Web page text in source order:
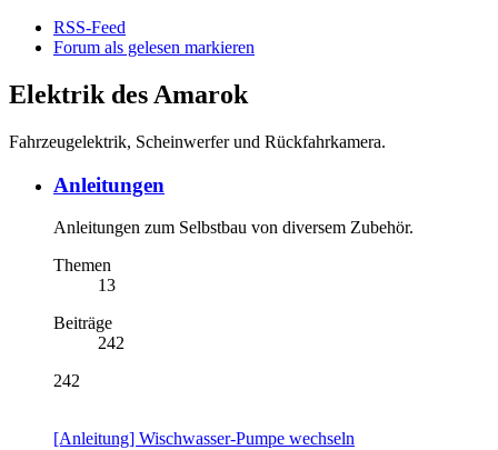
RSS-Feed
Forum als gelesen markieren
Elektrik des Amarok
Fahrzeugelektrik, Scheinwerfer und Rückfahrkamera.
Anleitungen
Anleitungen zum Selbstbau von diversem Zubehör.
Themen
13
Beiträge
242
242
[Anleitung] Wischwasser-Pumpe wechseln